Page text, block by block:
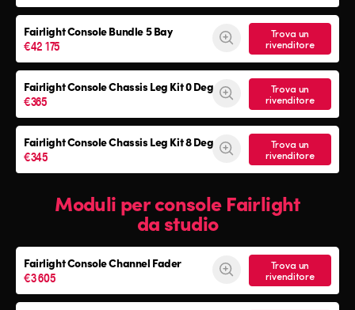
Fairlight ConsoleBundle 5 Bay
€42 175
Trova un
rivenditore
Fairlight ConsoleChassis Leg Kit 0 Deg
€365
Trova un
rivenditore
Fairlight ConsoleChassis Leg Kit 8 Deg
€345
Trova un
rivenditore
Moduli per console Fairlight
da studio
Fairlight Console Channel Fader
€3 605
Trova un
rivenditore